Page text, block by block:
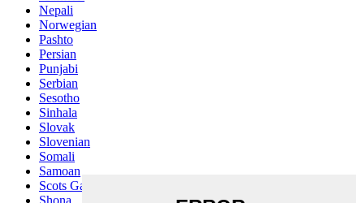
Nepali
Norwegian
Pashto
Persian
Punjabi
Serbian
Sesotho
Sinhala
Slovak
Slovenian
Somali
Samoan
Scots Gaelic
Shona